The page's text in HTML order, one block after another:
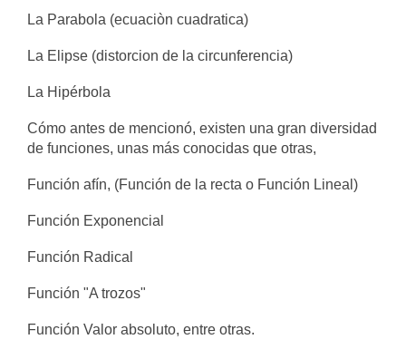
La Parabola (ecuaciòn cuadratica)
La Elipse (distorcion de la circunferencia)
La Hipérbola
Cómo antes de mencionó, existen una gran diversidad
de funciones, unas más conocidas que otras,
Función afín, (Función de la recta o Función Lineal)
Función Exponencial
Función Radical
Función "A trozos"
Función Valor absoluto, entre otras.